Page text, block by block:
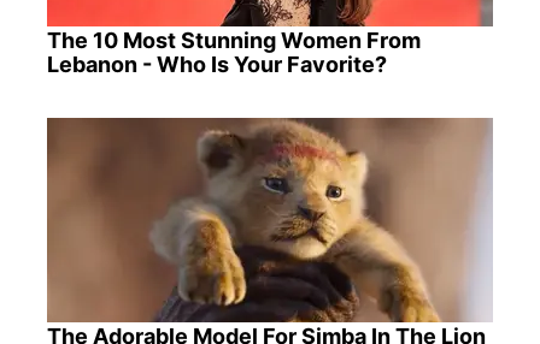
The 10 Most Stunning Women From
Lebanon - Who Is Your Favorite?
The Adorable Model For Simba In The Lion